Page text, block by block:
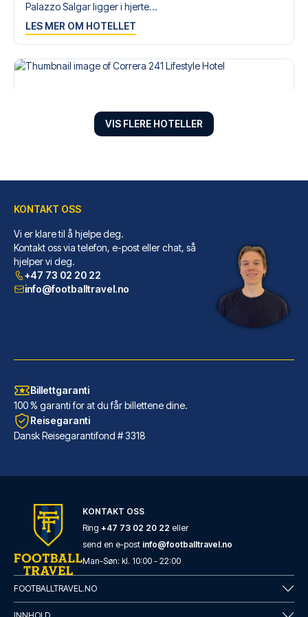
Palazzo Salgar ligger i hjerte...
LES MER OM HOTELLET
Correra 241 Lifestyle Hotel
Velger du Correra 241 Lifestyl...
LES MER OM HOTELLET
Hotel San Pietro
Velger du Hotel San Pietro i N...
LES MER OM HOTELLET
VIS FLERE HOTELLER
KONTAKT OSS
Vi er klare til å hjelpe deg.
Kontakt oss via telefon, e-post eller chat, så
hjelper vi deg.
+47 73 02 20 22
info@footballtravel.no
Billettgaranti
100 % garanti for at du får billettene dine.
Reisegaranti
Dansk Reisegarantifond # 3318
KONTAKT OSS
Ring +47 73 02 20 22 eller
send en e-post info@footballtravel.no
Man-Søn: kl. 10:00 - 22:00
FOOTBALLTRAVEL.NO